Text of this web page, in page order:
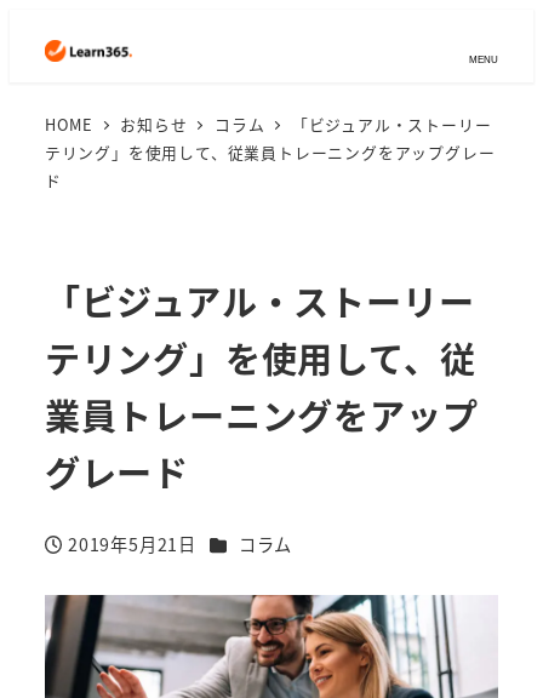
MENU
HOME お知らせ コラム
「ビジュアル・ストーリー
テリング」を使用して、従業員トレーニングをアップグレー
ド
「ビジュアル・ストーリー
テリング」を使用して、従
業員トレーニングをアップ
グレード
投稿日
2019年5月21日 カテゴリー
コラム